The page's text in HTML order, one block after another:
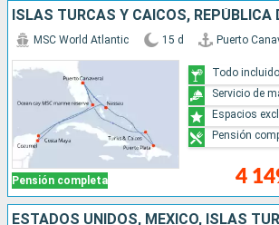
Pensión completa
MSC World Atlantic 15 d Puerto
4
Todo incluido
Servicio de
Espacios
Pensión